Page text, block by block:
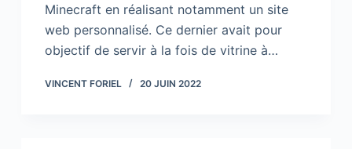
Minecraft en réalisant notamment un site
web personnalisé. Ce dernier avait pour
objectif de servir à la fois de vitrine à…
VINCENT FORIEL 20 JUIN 2022